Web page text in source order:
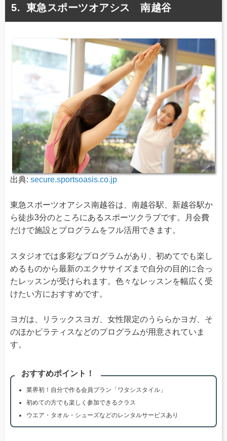
東急スポーツオアシス 南越谷
出典: secure.sportsoasis.co.jp
東急スポーツオアシス南越谷は、南越谷駅、新越谷駅か
ら徒歩3分のところにあるスポーツクラブです。月会費
だけで施設とプログラムをフル活用できます。
スタジオでは多彩なプログラムがあり、初めてでも楽し
めるものから最新のエクササイズまで自分の目的に合っ
たレッスンが受けられます。色々なレッスンを幅広く受
けたい方におすすめです。
ヨガは、リラックスヨガ、女性限定のうららかヨガ、そ
のほかピラティスなどのプログラムが用意されていま
す。
おすすめポイント！
業界初！自分で作る会員プラン「ワタシスタイル」
初めての方でも楽しく参加できるクラス
ウエア・タオル・シューズなどのレンタルサービスあり